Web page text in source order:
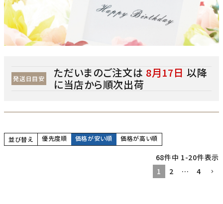
発送日目安 ただいまのご注文は 8月17日 以降
に当店から順次出荷
並び替え 優先度順 価格が安い順 価格が高い順
68件中 1-20件表示
1
2 … 4